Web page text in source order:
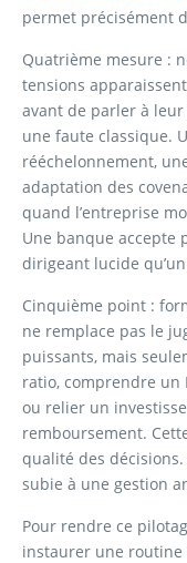
permet précisément
Quatrième mesure :
tensions
avant de parler à leur
une faute classique.
rééchelonnement,
adaptation des
quand l’entreprise
Une banque accepte
dirigeant lucide
Cinquième point :
ne remplace pas le
puissants, mais
ratio, comprendre un
ou relier un
remboursement.
qualité des
subie à une gestion
Pour rendre ce
instaurer une